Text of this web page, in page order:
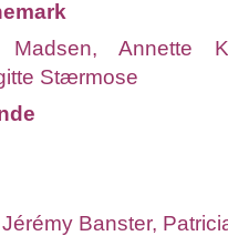
Madsen, Annette
Stærmose
Banster,